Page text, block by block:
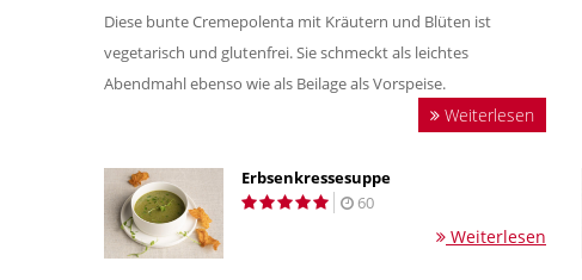
Diese bunte Cremepolenta mit Kräutern und Blüten ist
vegetarisch und glutenfrei. Sie schmeckt als leichtes
Abendmahl ebenso wie als Beilage als Vorspeise.
Weiterlesen
Erbsenkressesuppe
60
Weiterlesen